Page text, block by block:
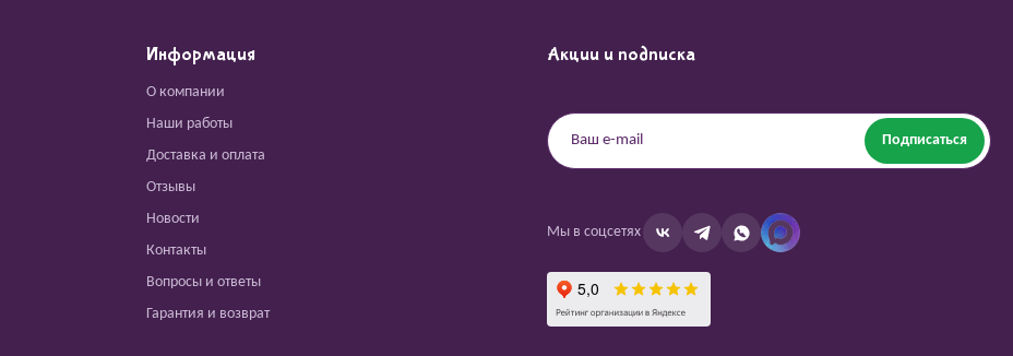
Информация
О компании
Наши работы
Доставка и оплата
Отзывы
Новости
Контакты
Вопросы и ответы
Гарантия и возврат
Акции и подписка
Подписаться
Мы в соцсетях